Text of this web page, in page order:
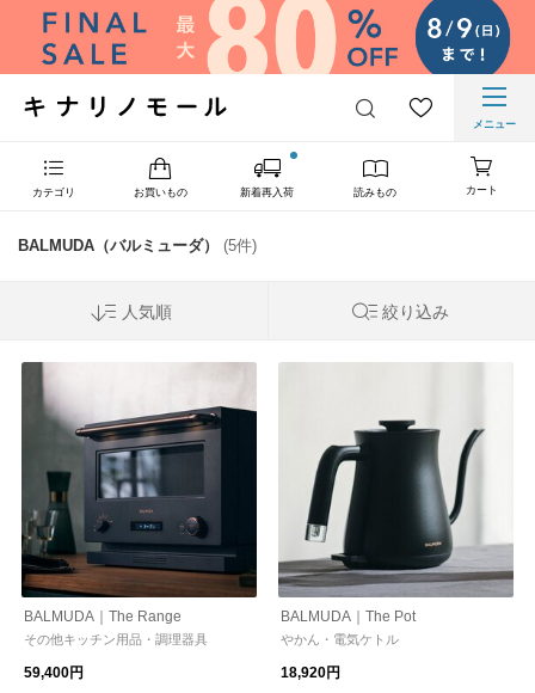
メニュー
カテゴリ お買いもの 新着再入荷 読みもの カート
BALMUDA（バルミューダ） (5件)
人気順 絞り込み
BALMUDA｜The Range
その他キッチン用品・調理器具
59,400円
BALMUDA｜The Pot
やかん・電気ケトル
18,920円